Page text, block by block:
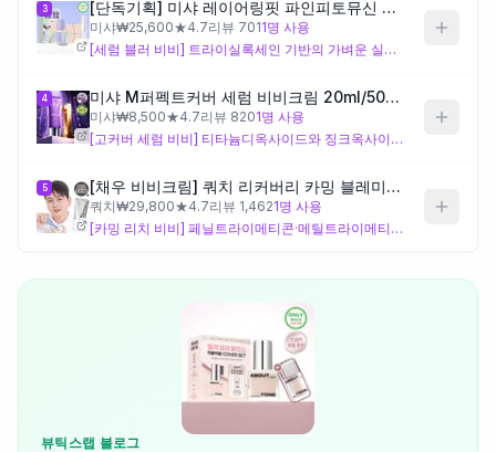
3 [단독기획] 미샤 레이어링핏 파인피토뮤신 세럼 비비크림(단품/퍼프,공용기 기획)
미샤₩25,600★4.7리뷰 7011명 사용
[세럼 블러 비비] 트라이실록세인 기반의 가벼운 실리콘과 합성플루오르플로고파이트가 결합되어 피부 표면을 매끄럽게 블러 처리하는 설계예요. '레이어링핏'을 표방해 다른 베이스 제품과의 혼합 사용을 고려한 제형으로 보이며, 나이아신아마이드가 함께 포함되어 있어요. 다만 커버력보다는 텍스처 개선과 세럼감에 초점이 맞춰져 있어, 커버력 보완을 원한다면 기대치를 조정할 필요가 있어요.
4 미샤 M퍼펙트커버 세럼 비비크림 20ml/50ml(단품/퍼프 기획)
미샤₩8,500★4.7리뷰 8201명 사용
[고커버 세럼 비비] 티타늄디옥사이드와 징크옥사이드를 모두 포함해 이 비교군 내에서 커버 설계가 가장 뚜렷하며, 카프릴릭/카프릭트라이글리세라이드가 풍부한 수분감을 더해 촉촉한 마무리를 의도한 제품이에요. 락토바실러스/석류발효추출물·콩발효추출물이 차별 성분으로 피부 컨디셔닝을 더하고 있어요. 커버력과 촉촉함 두 가지를 함께 보완하려는 혼합 목적에 성분 구성상 가장 부합하는 방향이나, 혼합 비율에 따라 전체 제형 무게감이 높아질 수 있어요.
5 [채우 비비크림] 쿼치 리커버리 카밍 블레미쉬 밤 40ml 5종
쿼치₩29,800★4.7리뷰 1,4621명 사용
[카밍 리치 비비] 페닐트라이메티콘·메틸트라이메티콘 등 다중 실리콘과 카프릴릭/카프릭트라이글리세라이드·다이아이소스테아릴말레이트 조합으로 이 비교군에서 유분감이 가장 풍부한 제형이며, 병풀잎추출물이 진정을 목적으로 배합된 점이 차별적이에요. 촉촉함 보완 효과는 기대할 수 있으나, 무거운 실리콘 베이스가 파운데이션의 밀착 피막과 혼합될 경우 제형 분리나 뭉침이 생길 가능성이 있으므로 소량으로 먼저 테스트하는 것이 좋아요.
뷰틱스랩 블로그